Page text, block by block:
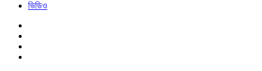
ভিডিও